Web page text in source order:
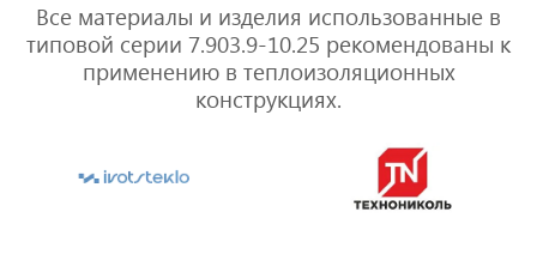
Все материалы и изделия использованные в
типовой серии 7.903.9-10.25 рекомендованы к
применению в теплоизоляционных
конструкциях.